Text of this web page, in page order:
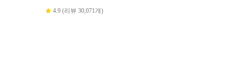
4.9 (리뷰 30,071개)